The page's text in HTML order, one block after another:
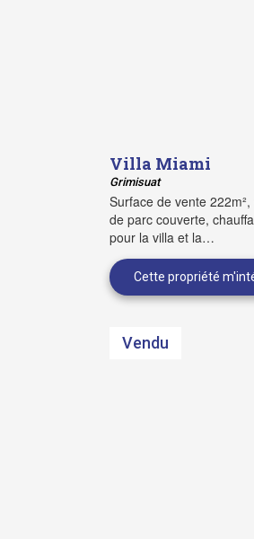
Villa Miami
Grimisuat
Surface de vente
de parc couverte,
pour la villa et la…
Vendu